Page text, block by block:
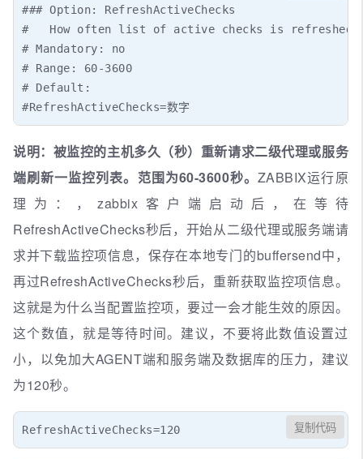
### Option: RefreshActiveChecks
#   How often list of active checks is refreshed,
# Mandatory: no
# Range: 60-3600
# Default:
#RefreshActiveChecks=数字
说明：被监控的主机多久（秒）重新请求二级代理或服务
端刷新一监控列表。范围为60-3600秒。 ZABBIX运行原
理为：，zabbix客户端启动后，在等待
RefreshActiveChecks秒后，开始从二级代理或服务端请
求并下载监控项信息，保存在本地专门的buffersend中，
再过RefreshActiveChecks秒后，重新获取监控项信息。
这就是为什么当配置监控项，要过一会才能生效的原因。
这个数值，就是等待时间。建议，不要将此数值设置过
小，以免加大AGENT端和服务端及数据库的压力，建议
为120秒。
RefreshActiveChecks=120 复制代码